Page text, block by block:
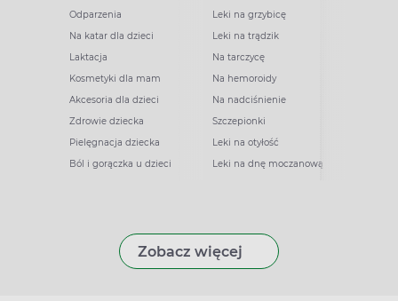
Odparzenia
Na katar dla dzieci
Laktacja
Kosmetyki dla mam
Akcesoria dla dzieci
Zdrowie dziecka
Pielęgnacja dziecka
Ból i gorączka u dzieci
Leki na grzybicę
Leki na trądzik
Na tarczycę
Na hemoroidy
Na nadciśnienie
Szczepionki
Leki na otyłość
Leki na dnę moczanową
Zobacz więcej